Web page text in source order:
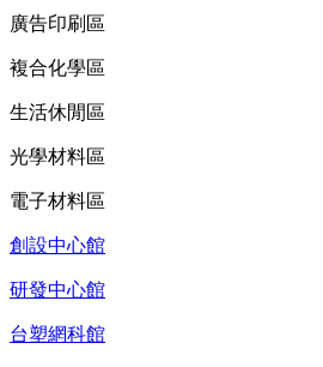
廣告印刷區
複合化學區
生活休閒區
光學材料區
電子材料區
創設中心館
研發中心館
台塑網科館